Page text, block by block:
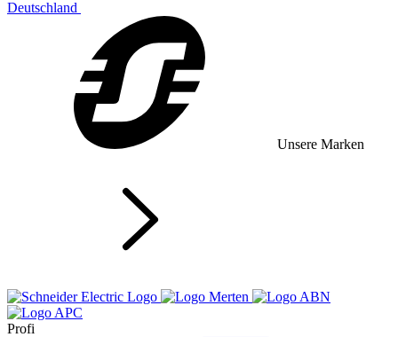
Deutschland
Unsere Marken
Profi